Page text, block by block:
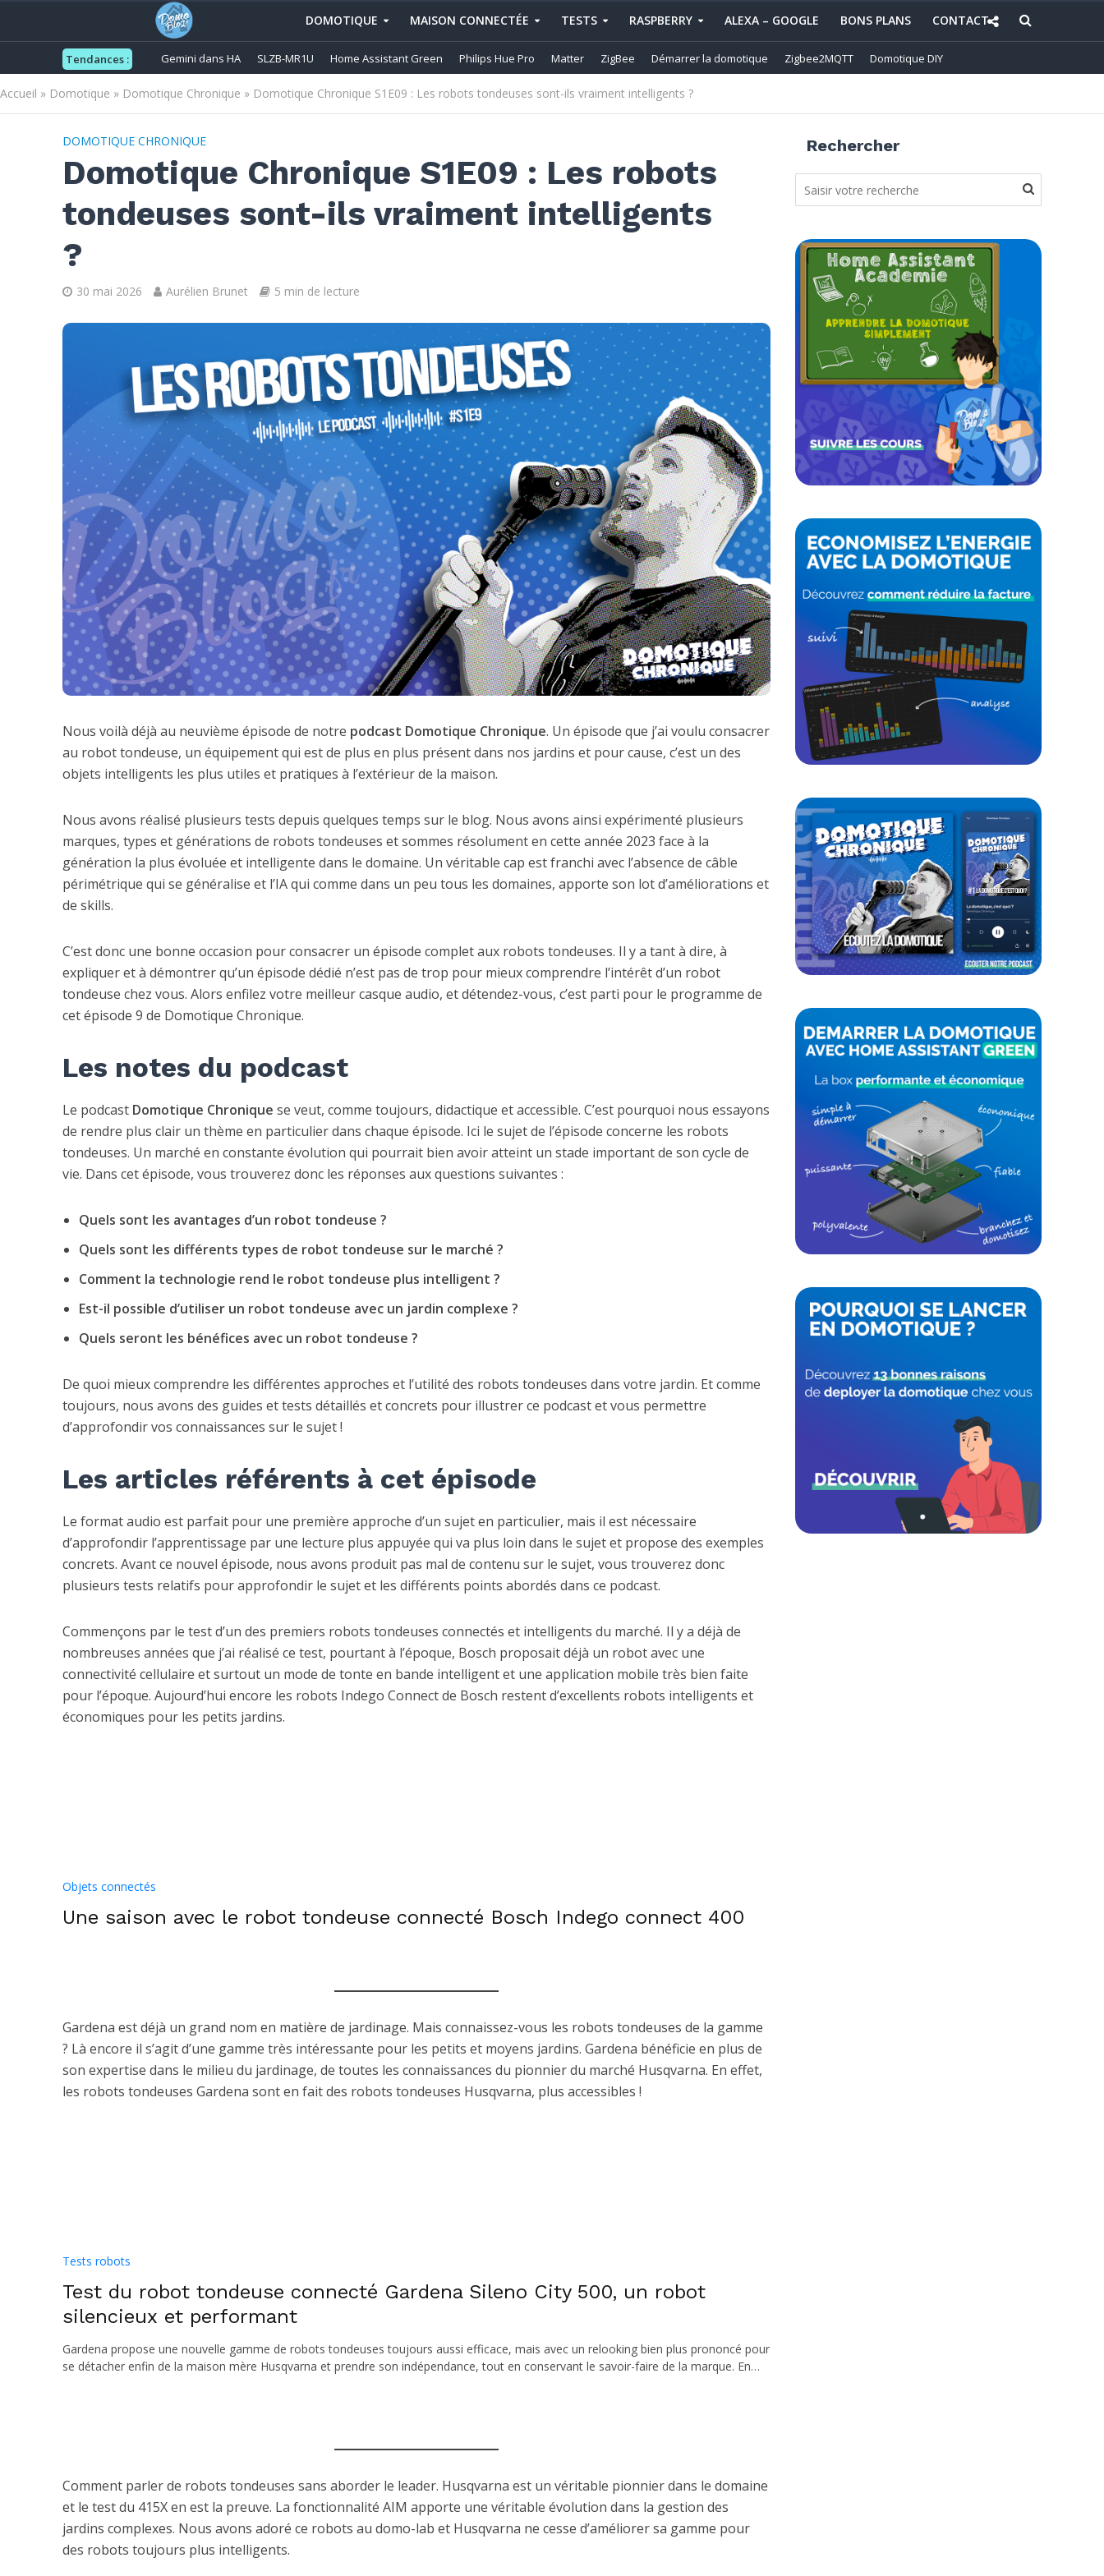
DOMOTIQUE MAISON CONNECTÉE TESTS RASPBERRY ALEXA – GOOGLE BONS PLANS CONTACT
Tendances : Gemini dans HA SLZB-MR1U Home Assistant Green Philips Hue Pro Matter ZigBee Démarrer la domotique Zigbee2MQTT Domotique DIY
Accueil » Domotique » Domotique Chronique » Domotique Chronique S1E09 : Les robots tondeuses sont-ils vraiment intelligents ?
DOMOTIQUE CHRONIQUE
Domotique Chronique S1E09 : Les robots
tondeuses sont-ils vraiment intelligents
?
30 mai 2026 Aurélien Brunet 5 min de lecture
Nous voilà déjà au neuvième épisode de notre podcast Domotique Chronique. Un épisode que j’ai voulu consacrer
au robot tondeuse, un équipement qui est de plus en plus présent dans nos jardins et pour cause, c’est un des
objets intelligents les plus utiles et pratiques à l’extérieur de la maison.
Nous avons réalisé plusieurs tests depuis quelques temps sur le blog. Nous avons ainsi expérimenté plusieurs
marques, types et générations de robots tondeuses et sommes résolument en cette année 2023 face à la
génération la plus évoluée et intelligente dans le domaine. Un véritable cap est franchi avec l’absence de câble
périmétrique qui se généralise et l’IA qui comme dans un peu tous les domaines, apporte son lot d’améliorations et
de skills.
C’est donc une bonne occasion pour consacrer un épisode complet aux robots tondeuses. Il y a tant à dire, à
expliquer et à démontrer qu’un épisode dédié n’est pas de trop pour mieux comprendre l’intérêt d’un robot
tondeuse chez vous. Alors enfilez votre meilleur casque audio, et détendez-vous, c’est parti pour le programme de
cet épisode 9 de Domotique Chronique.
Les notes du podcast
Le podcast Domotique Chronique se veut, comme toujours, didactique et accessible. C’est pourquoi nous essayons
de rendre plus clair un thème en particulier dans chaque épisode. Ici le sujet de l’épisode concerne les robots
tondeuses. Un marché en constante évolution qui pourrait bien avoir atteint un stade important de son cycle de
vie. Dans cet épisode, vous trouverez donc les réponses aux questions suivantes :
Quels sont les avantages d’un robot tondeuse ?
Quels sont les différents types de robot tondeuse sur le marché ?
Comment la technologie rend le robot tondeuse plus intelligent ?
Est-il possible d’utiliser un robot tondeuse avec un jardin complexe ?
Quels seront les bénéfices avec un robot tondeuse ?
De quoi mieux comprendre les différentes approches et l’utilité des robots tondeuses dans votre jardin. Et comme
toujours, nous avons des guides et tests détaillés et concrets pour illustrer ce podcast et vous permettre
d’approfondir vos connaissances sur le sujet !
Les articles référents à cet épisode
Le format audio est parfait pour une première approche d’un sujet en particulier, mais il est nécessaire
d’approfondir l’apprentissage par une lecture plus appuyée qui va plus loin dans le sujet et propose des exemples
concrets. Avant ce nouvel épisode, nous avons produit pas mal de contenu sur le sujet, vous trouverez donc
plusieurs tests relatifs pour approfondir le sujet et les différents points abordés dans ce podcast.
Commençons par le test d’un des premiers robots tondeuses connectés et intelligents du marché. Il y a déjà de
nombreuses années que j’ai réalisé ce test, pourtant à l’époque, Bosch proposait déjà un robot avec une
connectivité cellulaire et surtout un mode de tonte en bande intelligent et une application mobile très bien faite
pour l’époque. Aujourd’hui encore les robots Indego Connect de Bosch restent d’excellents robots intelligents et
économiques pour les petits jardins.
Objets connectés
Une saison avec le robot tondeuse connecté Bosch Indego connect 400
Gardena est déjà un grand nom en matière de jardinage. Mais connaissez-vous les robots tondeuses de la gamme
? Là encore il s’agit d’une gamme très intéressante pour les petits et moyens jardins. Gardena bénéficie en plus de
son expertise dans le milieu du jardinage, de toutes les connaissances du pionnier du marché Husqvarna. En effet,
les robots tondeuses Gardena sont en fait des robots tondeuses Husqvarna, plus accessibles !
Tests robots
Test du robot tondeuse connecté Gardena Sileno City 500, un robot
silencieux et performant
Gardena propose une nouvelle gamme de robots tondeuses toujours aussi efficace, mais avec un relooking bien plus prononcé pour
se détacher enfin de la maison mère Husqvarna et prendre son indépendance, tout en conservant le savoir-faire de la marque. En…
Comment parler de robots tondeuses sans aborder le leader. Husqvarna est un véritable pionnier dans le domaine
et le test du 415X en est la preuve. La fonctionnalité AIM apporte une véritable évolution dans la gestion des
jardins complexes. Nous avons adoré ce robots au domo-lab et Husqvarna ne cesse d’améliorer sa gamme pour
des robots toujours plus intelligents.
Rechercher